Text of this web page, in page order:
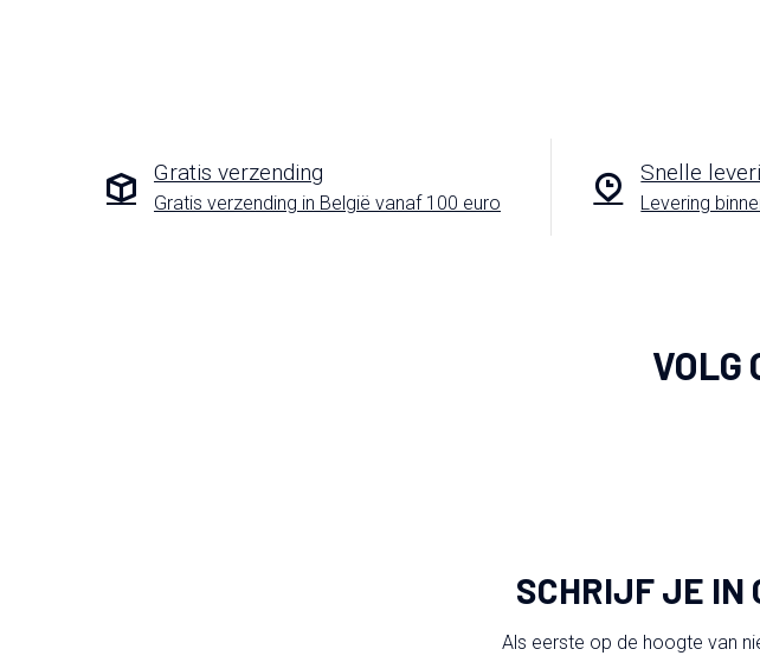
Gratis verzending
Gratis verzending in België vanaf 100 euro
Snelle
Levering
VOLG
SCHRIJF JE IN
Als eerste op de hoogte van